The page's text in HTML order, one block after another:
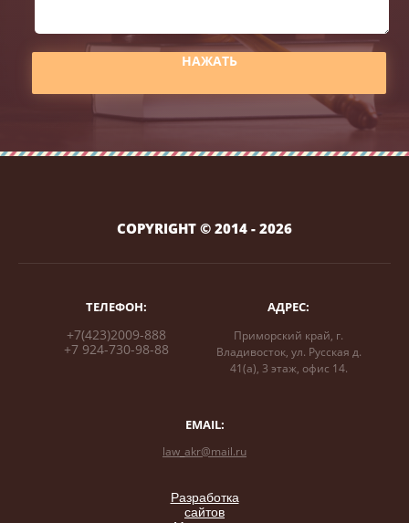
НАЖАТЬ
COPYRIGHT © 2014 - 2026
ТЕЛЕФОН:
+7(423)2009-888
+7 924-730-98-88
АДРЕС:
Приморский край, г.
Владивосток, ул. Русская д.
41(а), 3 этаж, офис 14.
EMAIL:
law_akr@mail.ru
Разработка
сайтов